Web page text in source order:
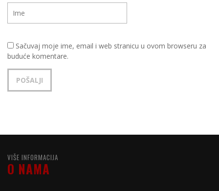
Sačuvaj moje ime, email i web stranicu u ovom browseru za
buduće komentare.
VIŠE INFORMACIJA
O NAMA